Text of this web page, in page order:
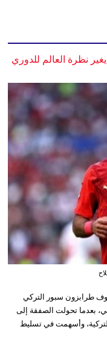
نظرة العالم للدوري
طرابزون سبور التركي
بعدما تحولت الصفقة إلى
وأسهمت في تسليط